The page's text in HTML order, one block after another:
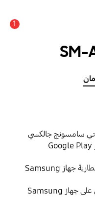
1
SM-
سامسونج جالكسي
كيفية استكشاف أخطاء تنزيل متجر Google Play
كيفية فحص أو إصلاح أو استبدال بطارية جهاز Samsung
اكتشف ميزات جديدة لشاشة القفل على جهاز Samsung